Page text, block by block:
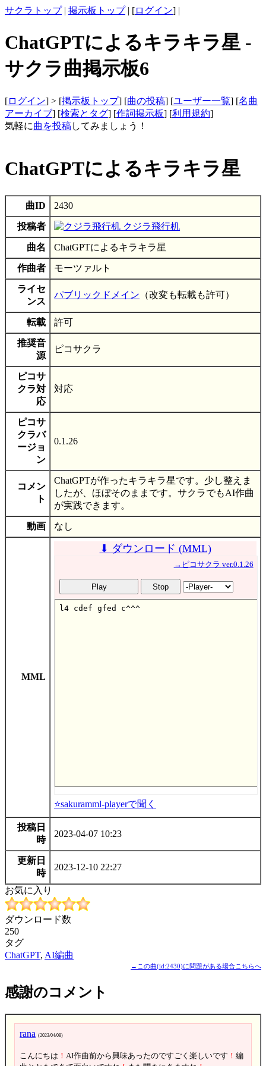
サクラトップ| 掲示板トップ| [ログイン] |
ChatGPTによるキラキラ星 -
サクラ曲掲示板6
[ログイン] > [掲示板トップ] [曲の投稿] [ユーザー一覧] [名曲
アーカイブ] [検索とタグ] [作詞掲示板] [利用規約]
気軽に曲を投稿してみましょう！
ChatGPTによるキラキラ星
曲ID 2430
投稿者 クジラ飛行机
曲名 ChatGPTによるキラキラ星
作曲者 モーツァルト
ライセ
ンス
パブリックドメイン （改変も転載も許可）
転載 許可
推奨音
源
ピコサクラ
ピコサ
クラ対
応
対応
ピコサ
クラバ
ージョ
ン
0.1.26
コメン
ト
ChatGPTが作ったキラキラ星です。少し整えま
したが、ほぼそのままです。サクラでもAI作曲
が実践できます。
動画 なし
MML
⬇ ダウンロード (MML)
⭐sakuramml-playerで聞く
投稿日
時
2023-04-07 10:23
更新日
時
2023-12-10 22:27
お気に入り
ダウンロード数
250
タグ
ChatGPT, AI編曲
→この曲(id:2430)に問題がある場合こちらへ
感謝のコメント
rana (2023/04/08)
こんにちは ！ AI作曲前から興味あったのですごく楽しいです ！ 編